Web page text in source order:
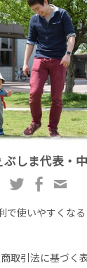
ぶしま代表・
で使いやすくな
取引法に基づく